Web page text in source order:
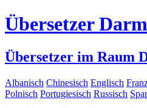
Übersetzer
Übersetzer im Raum
Albanisch Chinesisch Englisch
Polnisch Portugiesisch Russisch